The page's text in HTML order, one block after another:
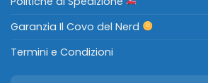
Garanzia Il Covo del Nerd
Termini e Condizioni